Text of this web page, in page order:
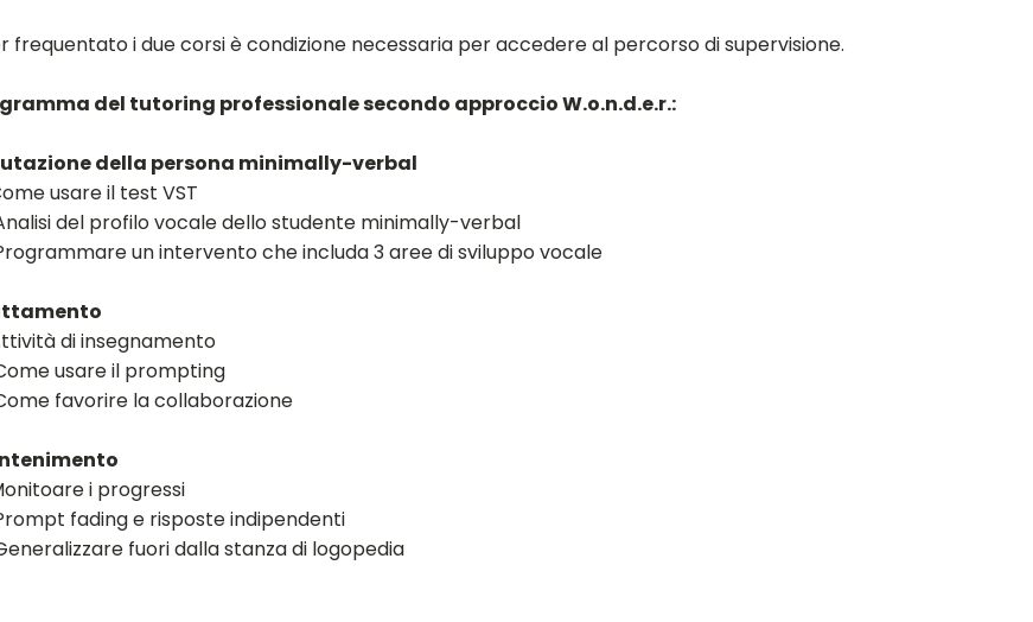
frequentato i due corsi è condizione necessaria per accedere al percorso di supervisione.
del tutoring professionale secondo approccio W.o.n.d.e.r.:
della persona minimally-verbal
usare il test VST
del profilo vocale dello studente minimally-verbal
un intervento che includa 3 aree di sviluppo vocale
di insegnamento
usare il prompting
favorire la collaborazione
i progressi
fading e risposte indipendenti
fuori dalla stanza di logopedia